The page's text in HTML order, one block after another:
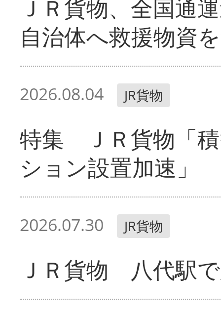
ＪＲ貨物、全国通
自治体へ救援物資
2026.08.04 JR貨物
特集 ＪＲ貨物「
ション設置加速」
2026.07.30 JR貨物
ＪＲ貨物 八代駅